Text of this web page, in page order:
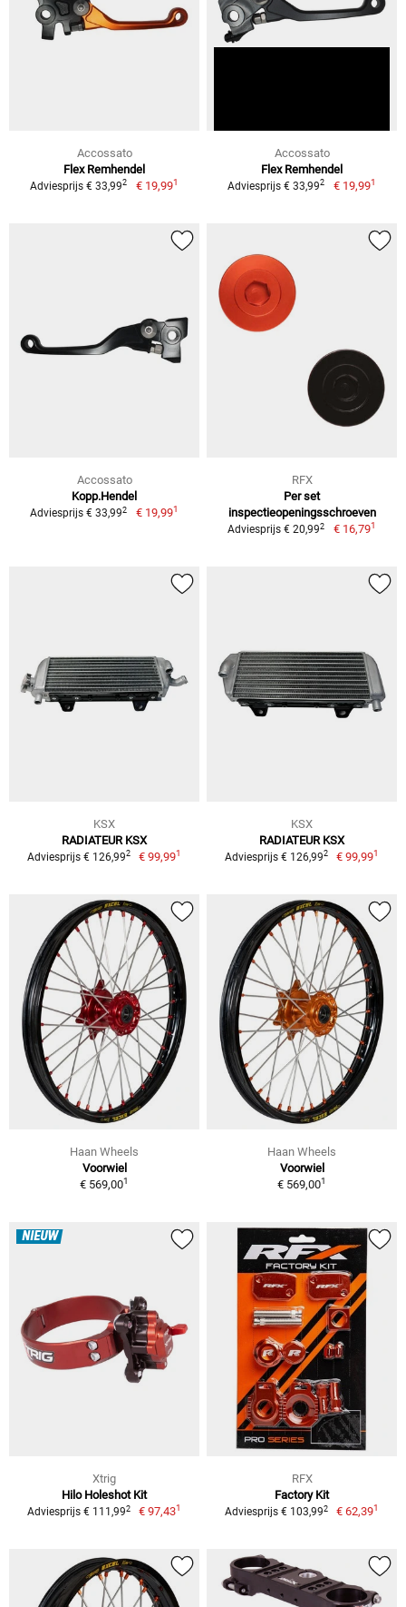
Accossato
Flex Remhendel
Adviesprijs € 33,992 € 19,991
Accossato
Flex Remhendel
Adviesprijs € 33,992 € 19,991
Accossato
Kopp.Hendel
Adviesprijs € 33,992 € 19,991
RFX
Per set
inspectieopeningsschroeven
Adviesprijs € 20,992 € 16,791
KSX
RADIATEUR KSX
Adviesprijs € 126,992 € 99,991
KSX
RADIATEUR KSX
Adviesprijs € 126,992 € 99,991
Haan Wheels
Voorwiel
€ 569,001
Haan Wheels
Voorwiel
€ 569,001
NIEUW
Xtrig
Hilo Holeshot Kit
Adviesprijs € 111,992 € 97,431
RFX
Factory Kit
Adviesprijs € 103,992 € 62,391